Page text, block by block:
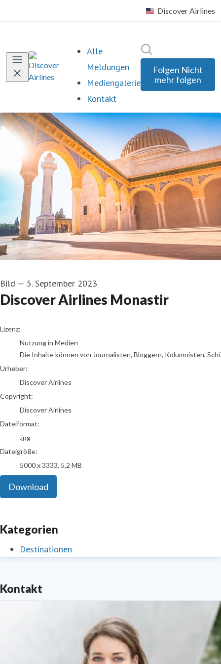
Alle
Meldungen
Mediengalerie
Kontakt
Folgen Nicht
mehr folgen
Bild — 5. September 2023
Discover Airlines Monastir
Discover Airlines
Lizenz:
Nutzung in Medien
Die Inhalte können von Journalisten, Bloggern, Kolumnisten,
Urheber:
Discover Airlines
Copyright:
Discover Airlines
Dateiformat:
.jpg
Dateigröße:
5000 x 3333, 5,2 MB
Download
Kategorien
Destinationen
Kontakt